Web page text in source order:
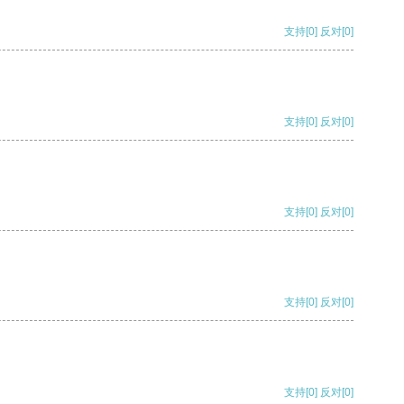
支持[0] 反对[0]
支持[0] 反对[0]
支持[0] 反对[0]
支持[0] 反对[0]
支持[0] 反对[0]